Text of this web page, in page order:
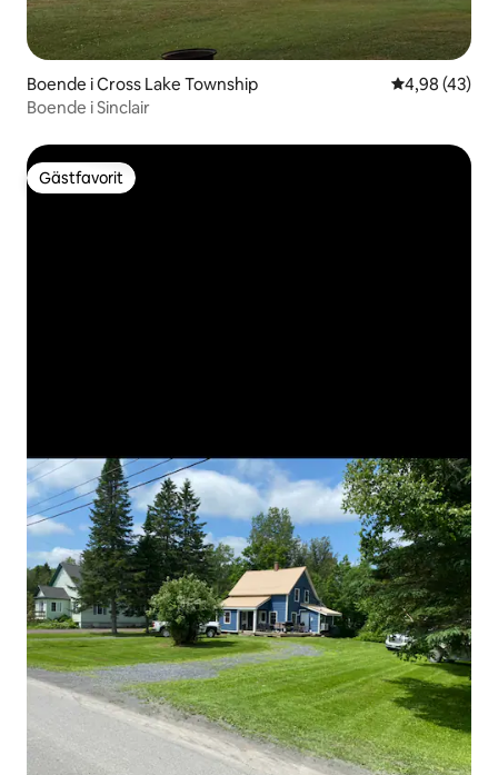
Boende i Cross Lake Township 4,98 av 5 i
4,98 (43)
Boende i Sinclair
Gästfavorit
Gästfavorit